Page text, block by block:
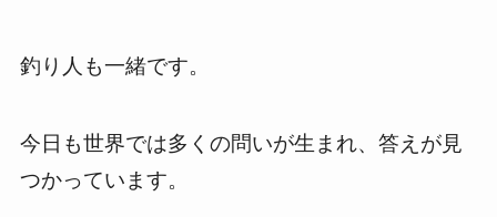
釣り人も一緒です。
今日も世界では多くの問いが生まれ、答えが見
つかっています。